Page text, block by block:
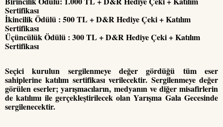
Sertifikası
İkincilik Ödülü : 500 TL + D&R Hediye Çeki + Katılım
Sertifikası
Üçüncülük Ödülü : 300 TL + D&R Hediye Çeki + Katılım
Sertifikası
Seçici kurulun sergilenmeye değer gördüğü tüm eser
sahiplerine katılım sertifikası verilecektir. Sergilenmeye değer
görülen eserler; yarışmacıların, medyanın ve diğer misafirlerin
de katılımı ile gerçekleştirilecek olanYarışma Gala Gecesinde
sergilenecektir.